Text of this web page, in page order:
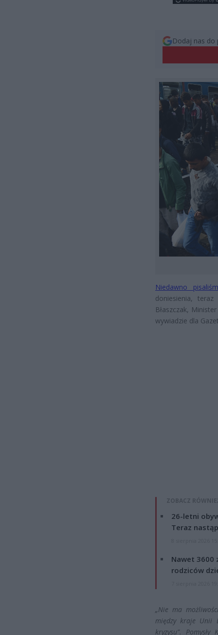
Dodaj nas do
Niedawno
doniesienia,
Błaszczak,
wywiadzie dla
ZOBACZ
26-letni
Teraz
Nawet 3600
rodziców
„Nie ma
między kraje Unii
kryzysu”.